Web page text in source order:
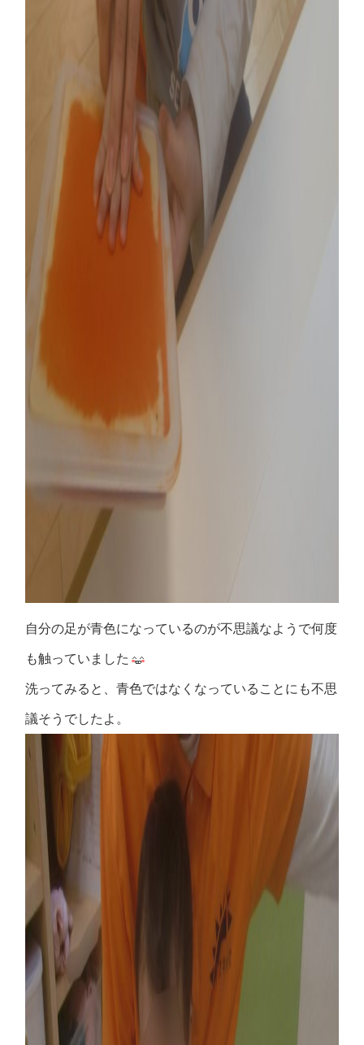
自分の足が青色になっているのが不思議なようで何度
も触っていました
洗ってみると、青色ではなくなっていることにも不思
議そうでしたよ。